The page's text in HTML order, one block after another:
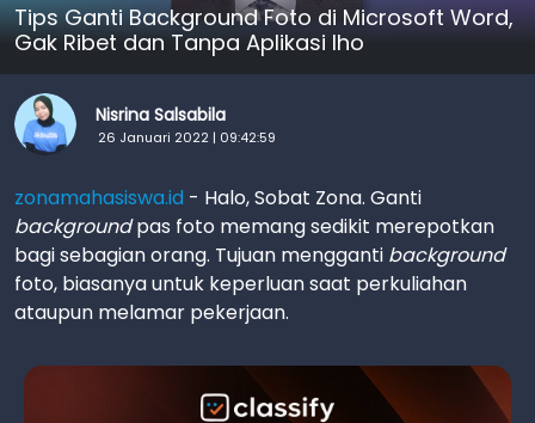
Tips Ganti Background Foto di Microsoft Word,
Gak Ribet dan Tanpa Aplikasi lho
Nisrina Salsabila
26 Januari 2022 | 09:42:59
zonamahasiswa.id - Halo, Sobat Zona. Ganti
backgroundpas foto memang sedikit merepotkan
bagi sebagian orang. Tujuan mengganti background
foto, biasanya untuk keperluan saat perkuliahan
ataupun melamar pekerjaan.